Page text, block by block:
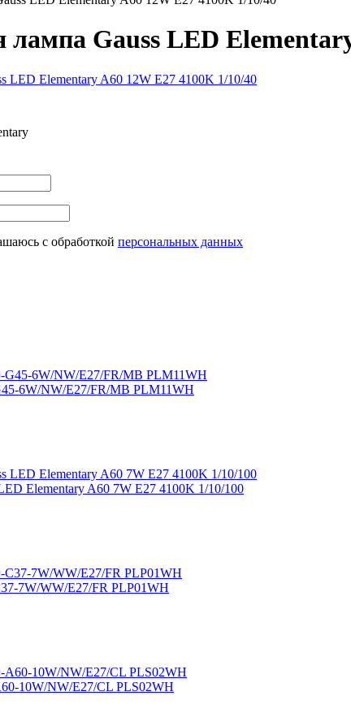
лампа Gauss LED
с обработкой персональных данных
6W/NW/E27/FR/MB PLM11WH
Elementary A60 7W E27 4100K 1/10/100
7W/WW/E27/FR PLP01WH
10W/NW/E27/CL PLS02WH